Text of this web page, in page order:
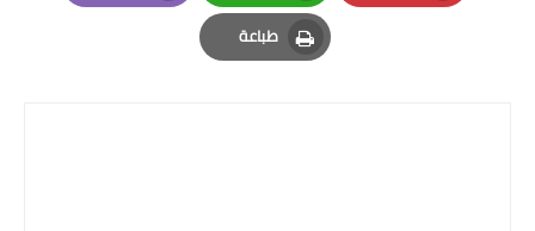
المرحلة المتوسطة
Pinterest
Whatsapp
Email
طباعة
Print